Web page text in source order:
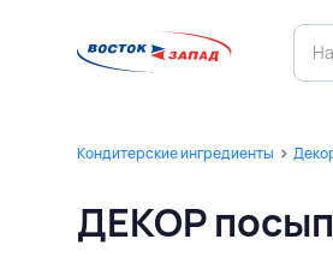
Кондитерские ингредиенты
ДЕКОР